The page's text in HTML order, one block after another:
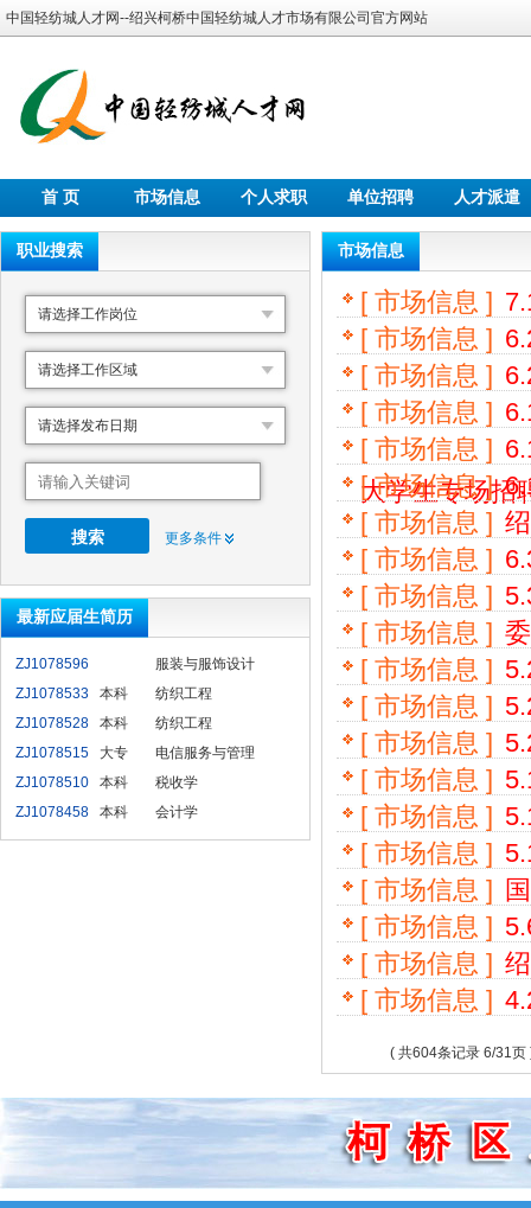
中国轻纺城人才网--绍兴柯桥中国轻纺城人才市场有限公司官方网站
首 页 市场信息 个人求职 单位招聘 人才派遣
职业搜索
请选择工作岗位
请选择工作区域
请选择发布日期
更多条件
最新应届生简历
ZJ1078596
服装与服饰设计
ZJ1078533
本科
纺织工程
ZJ1078528
本科
纺织工程
ZJ1078515
大专
电信服务与管理
ZJ1078510
本科
税收学
ZJ1078458
本科 会计学
市场信息
[ 市场信息 ]
[ 市场信息 ]
[ 市场信息 ]
[ 市场信息 ]
[ 市场信息 ]
大学生专场招
[ 市场信息 ]
[ 市场信息 ]
[ 市场信息 ]
[ 市场信息 ]
[ 市场信息 ]
[ 市场信息 ]
[ 市场信息 ]
[ 市场信息 ]
[ 市场信息 ]
[ 市场信息 ]
[ 市场信息 ]
[ 市场信息 ]
[ 市场信息 ]
[ 市场信息 ]
[ 市场信息 ]
( 共604条记录 6/31